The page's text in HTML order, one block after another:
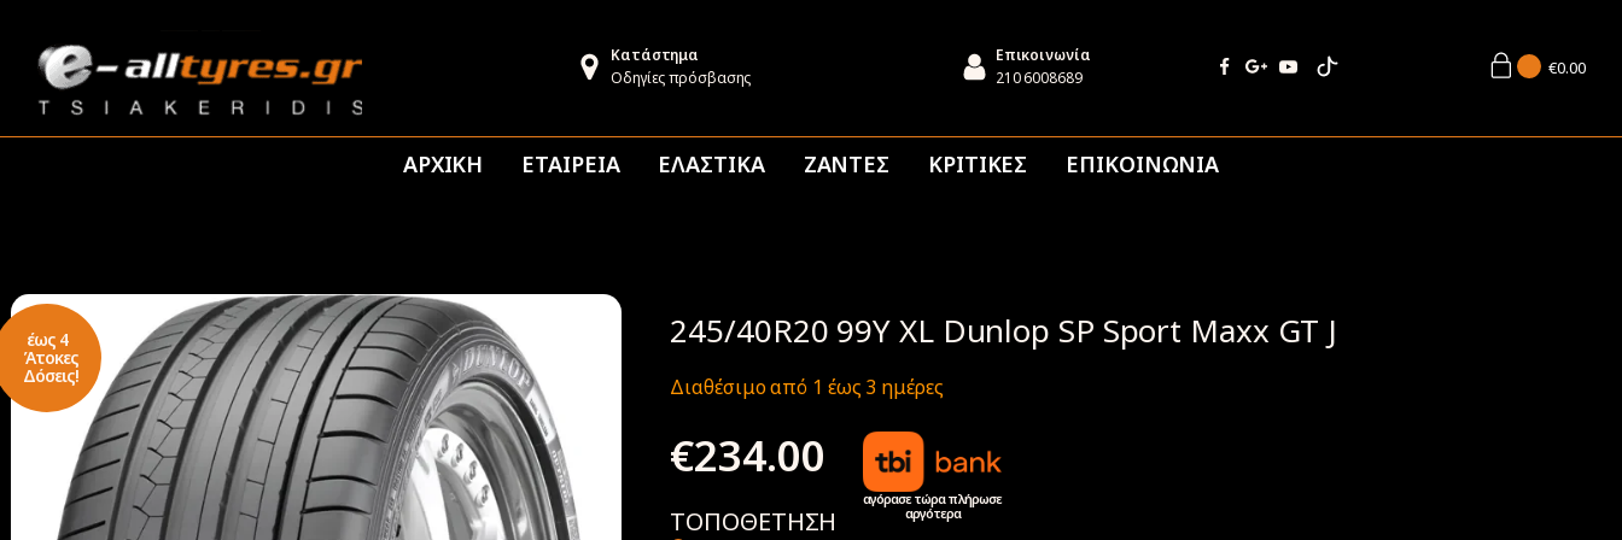
Κατάστημα
Οδηγίες πρόσβασης
Επικοινωνία
210 6008689
€0.00
ΑΡΧΙΚΗ ΕΤΑΙΡΕΙΑ ΕΛΑΣΤΙΚΑ ΖΑΝΤΕΣ ΚΡΙΤΙΚΕΣ ΕΠΙΚΟΙΝΩΝΙΑ
έως 4
Άτοκες
Δόσεις!
245/40R20 99Y XL Dunlop SP Sport Maxx GT J
Διαθέσιμο από 1 έως 3 ημέρες
€234.00
αγόρασε τώρα πλήρωσε
αργότερα
ΤΟΠΟΘΕΤΗΣΗ